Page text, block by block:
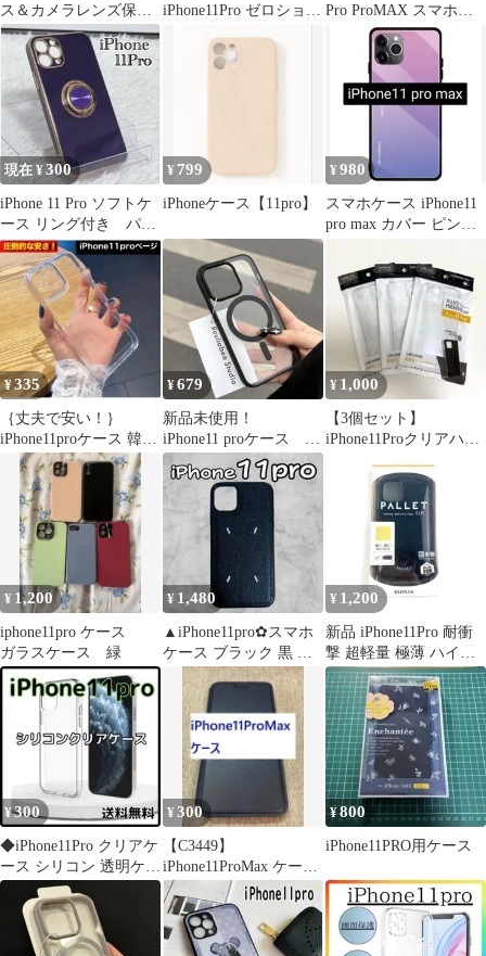
ス＆カメラレンズ保護
強化ガラスセット
iPhone11Pro ゼロショッ Pro ProMAX スマホケ
現在 ¥300
iPhone 11 Pro ソフトケ
ース リング付き パー
プル系
¥ 799
iPhoneケース【11pro】
¥ 980
スマホケース iPhone11
pro max カバー ピンク×
¥335
｛丈夫で安い！｝
iPhone11proケース 韓国
人気 おしゃれ コーデ
¥679
新品未使用！
iPhone11 proケース
MagSafe 03
¥ 1,000
【3個セット】
iPhone11Proクリアハー
¥ 1,200
iphone11pro ケース
ガラスケース 緑
¥ 1,480
▲iPhone11pro✿スマホ
ケース ブラック 黒 レ
ザー刺繍韓国高級おし
ゃれ
¥ 1,200
新品 iPhone11Pro 耐衝
撃 超軽量 極薄 ハイブ
リッド ブラック 黒
¥300
◆iPhone11Pro クリアケ
ース シリコン 透明ケー
ス
¥300
【C3449】
iPhone11ProMax ケース
手帳型 カード入 ネイビ
ー
¥800
iPhone11PRO用ケース